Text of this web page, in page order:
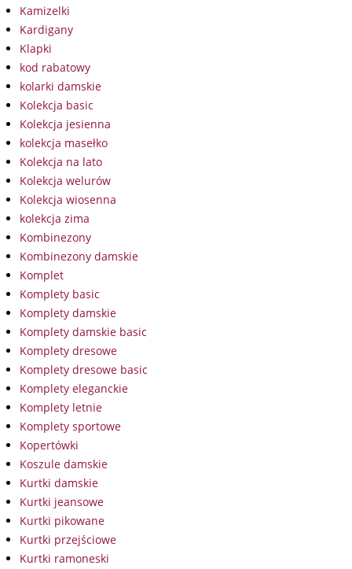
Kamizelki
Kardigany
Klapki
kod rabatowy
kolarki damskie
Kolekcja basic
Kolekcja jesienna
kolekcja masełko
Kolekcja na lato
Kolekcja welurów
Kolekcja wiosenna
kolekcja zima
Kombinezony
Kombinezony damskie
Komplet
Komplety basic
Komplety damskie
Komplety damskie basic
Komplety dresowe
Komplety dresowe basic
Komplety eleganckie
Komplety letnie
Komplety sportowe
Kopertówki
Koszule damskie
Kurtki damskie
Kurtki jeansowe
Kurtki pikowane
Kurtki przejściowe
Kurtki ramoneski